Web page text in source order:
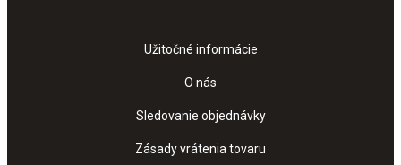
Užitočné informácie
O nás
Sledovanie objednávky
Zásady vrátenia tovaru